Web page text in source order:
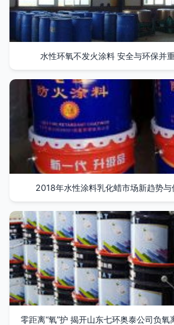
水性环氧不发火涂料 安全与环保并
2018年水性涂料乳化蜡市场新趋势与
零距离“氧”护 揭开山东七环奥泰公司负